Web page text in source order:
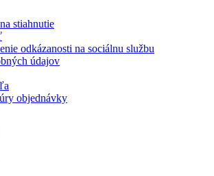
stiahnutie
odkázanosti na sociálnu službu
údajov
objednávky